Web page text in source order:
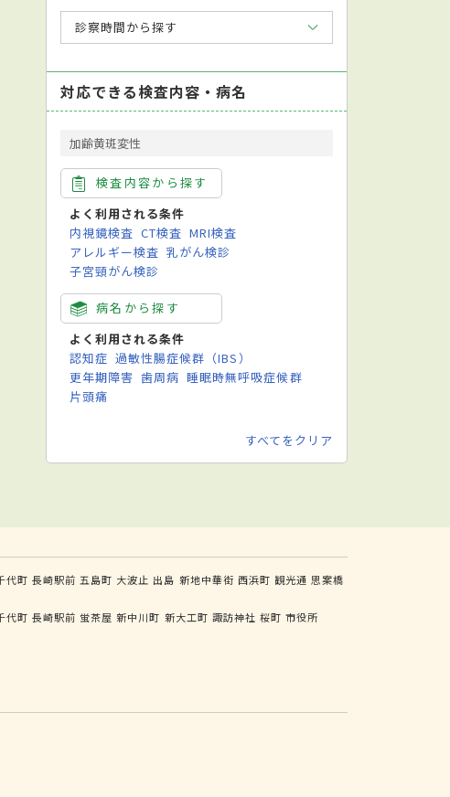
診察時間から探す
対応できる検査内容・病名
加齢黄斑変性
検査内容から探す
よく利用される条件
内視鏡検査 CT検査 MRI検査
アレルギー検査 乳がん検診
子宮頸がん検診
病名から探す
よく利用される条件
認知症 過敏性腸症候群（IBS）
更年期障害 歯周病 睡眠時無呼吸症候群
片頭痛
すべてをクリア
代町 長崎駅前 五島町 大波止 出島 新地中華街 西浜町 観光通 思案橋
代町 長崎駅前 蛍茶屋 新中川町 新大工町 諏訪神社 桜町 市役所